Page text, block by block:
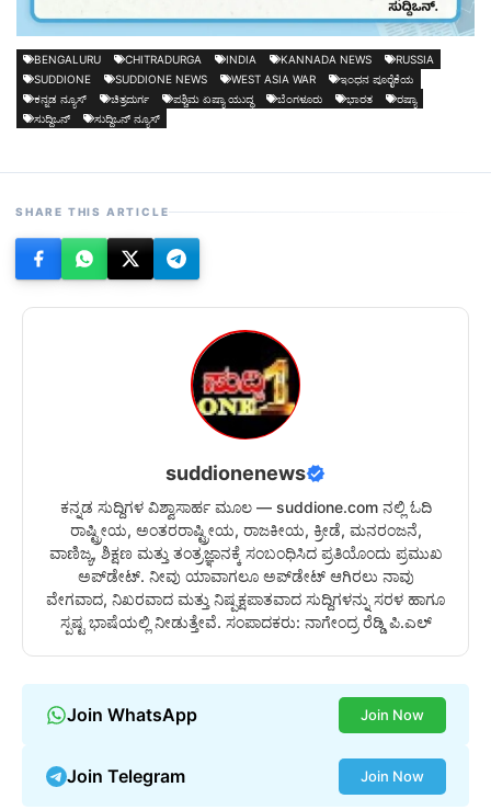
BENGALURU CHITRADURGA INDIA KANNADA NEWS
RUSSIA
SUDDIONE
SUDDIONE NEWS WEST ASIA WAR
ಇಂಧನ ಪೂರೈಕೆಯ
ಕನ್ನಡ ನ್ಯೂಸ್
ಚಿತ್ರದುರ್ಗ ಪಶ್ಚಿಮ ಏಷ್ಯಾ ಯುದ್ಧ ಬೆಂಗಳೂರು ಭಾರತ
ರಷ್ಯಾ
ಸುದ್ದಿಒನ್
ಸುದ್ದಿಒನ್ ನ್ಯೂಸ್
SHARE THIS ARTICLE
suddionenews
ಕನ್ನಡ ಸುದ್ದಿಗಳ ವಿಶ್ವಾಸಾರ್ಹ ಮೂಲ — suddione.com ನಲ್ಲಿ ಓದಿ
ರಾಷ್ಟ್ರೀಯ, ಅಂತರರಾಷ್ಟ್ರೀಯ, ರಾಜಕೀಯ, ಕ್ರೀಡೆ, ಮನರಂಜನೆ,
ವಾಣಿಜ್ಯ, ಶಿಕ್ಷಣ ಮತ್ತು ತಂತ್ರಜ್ಞಾನಕ್ಕೆ ಸಂಬಂಧಿಸಿದ ಪ್ರತಿಯೊಂದು ಪ್ರಮುಖ
ಅಪ್‌ಡೇಟ್. ನೀವು ಯಾವಾಗಲೂ ಅಪ್‌ಡೇಟ್ ಆಗಿರಲು ನಾವು
ವೇಗವಾದ, ನಿಖರವಾದ ಮತ್ತು ನಿಷ್ಪಕ್ಷಪಾತವಾದ ಸುದ್ದಿಗಳನ್ನು ಸರಳ ಹಾಗೂ
ಸ್ಪಷ್ಟ ಭಾಷೆಯಲ್ಲಿ ನೀಡುತ್ತೇವೆ. ಸಂಪಾದಕರು: ನಾಗೇಂದ್ರ ರೆಡ್ಡಿ ಪಿ.ಎಲ್
Join WhatsApp Join Now
Join Telegram Join Now